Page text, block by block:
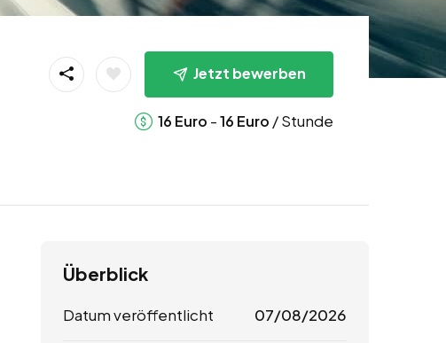
Jetzt bewerben
16 Euro -16 Euro / Stunde
Überblick
Datum veröffentlicht 07/08/2026